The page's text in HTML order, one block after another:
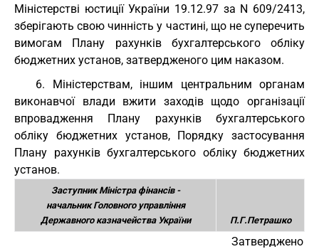
Міністерстві юстиції України 19.12.97 за N 609/2413,
зберігають свою чинність у частині, що не суперечить
вимогам Плану рахунків бухгалтерського обліку
бюджетних установ, затвердженого цим наказом.
6. Міністерствам, іншим центральним органам
виконавчої влади вжити заходів щодо організації
впровадження Плану рахунків бухгалтерського
обліку бюджетних установ, Порядку застосування
Плану рахунків бухгалтерського обліку бюджетних
установ.
Заступник Міністра фінансів -
начальник Головного управління
Державного казначейства України
П.Г.Петрашко
Затверджено